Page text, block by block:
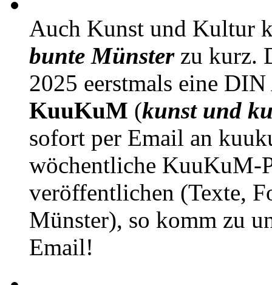
Auch Kunst und Kultur
bunte Münsterzu kurz.
2025 eerstmals eine
KuuKuM (kunst und
sofort per Email an
wöchentliche KuuKuM-
veröffentlichen (Texte,
Münster), so komm zu
Email!